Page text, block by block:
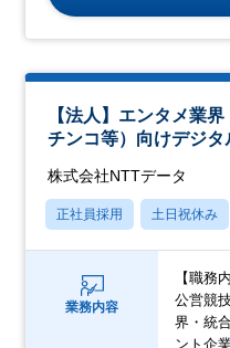
【法人】エンタメ業
チンコ等）向けデジ
株式会社NTTデータ
正社員採用 土日祝休み
業務内容
【職務
公営競
界・統
ント企